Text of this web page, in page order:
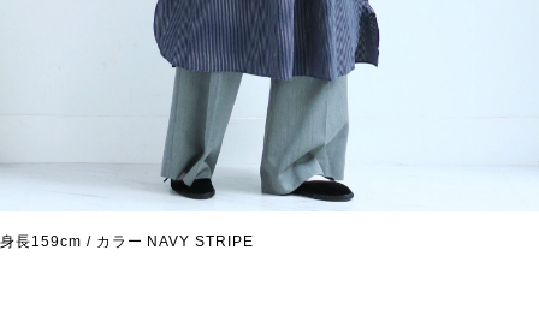
身長159cm / カラー NAVY STRIPE